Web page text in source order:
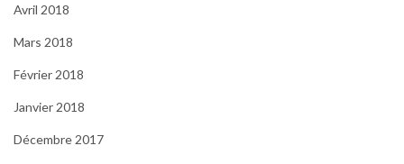
Avril 2018
Mars 2018
Février 2018
Janvier 2018
Décembre 2017